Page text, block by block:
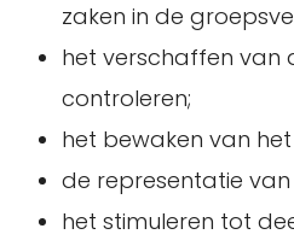
zaken in de
het verschaffen van
controleren;
het bewaken van
de representatie
het stimuleren tot